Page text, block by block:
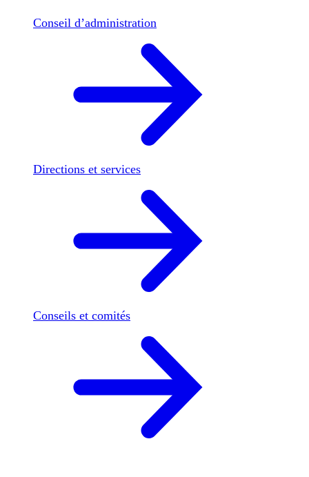
Conseil d’administration
Directions et services
Conseils et comités